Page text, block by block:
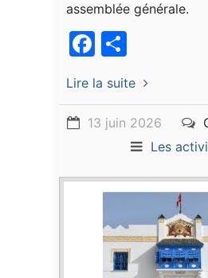
assemblée générale.
Facebook
Lire la suite
13 juin 2026
Les